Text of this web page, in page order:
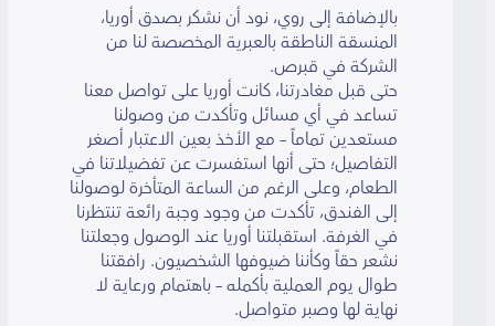
بالإضافة إلى روي، نود أن نشكر بصدق أوريا،
المنسقة الناطقة بالعبرية المخصصة لنا من
الشركة في قبرص.
حتى قبل مغادرتنا، كانت أوريا على تواصل معنا
تساعد في أي مسائل وتأكدت من وصولنا
مستعدين تماماً – مع الأخذ بعين الاعتبار أصغر
التفاصيل؛ حتى أنها استفسرت عن تفضيلاتنا في
الطعام، وعلى الرغم من الساعة المتأخرة لوصولنا
إلى الفندق، تأكدت من وجود وجبة رائعة تنتظرنا
في الغرفة. استقبلتنا أوريا عند الوصول وجعلتنا
نشعر حقاً وكأننا ضيوفها الشخصيون. رافقتنا
طوال يوم العملية بأكمله – باهتمام ورعاية لا
نهاية لها وصبر متواصل.